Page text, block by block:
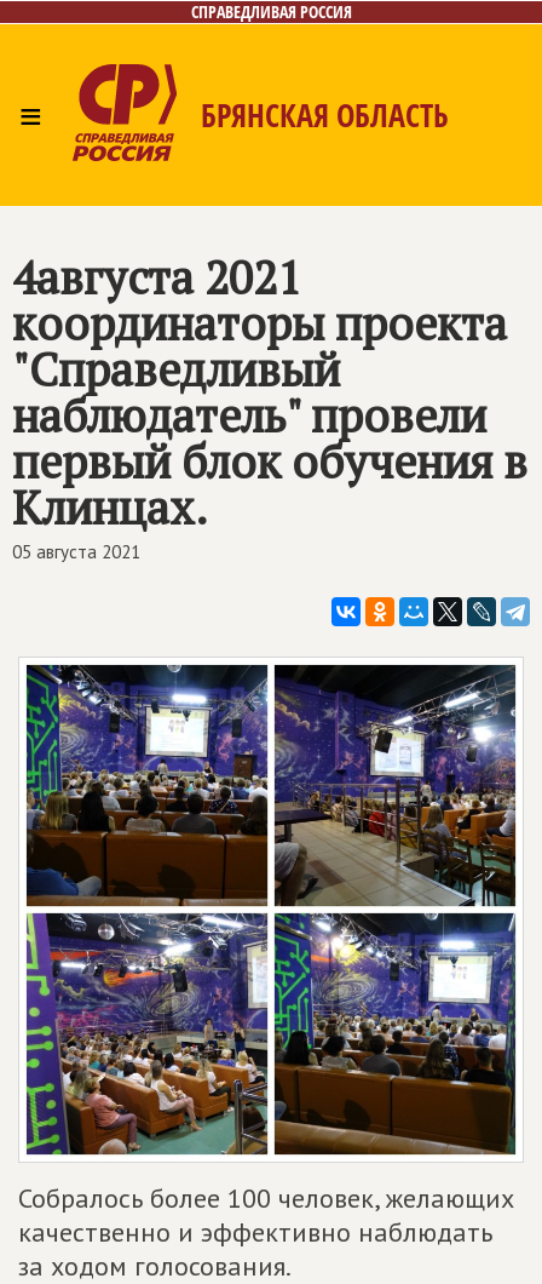
СПРАВЕДЛИВАЯ РОССИЯ
≡ БРЯНСКАЯ ОБЛАСТЬ
Контакты
4августа 2021
координаторы проекта
"Справедливый
наблюдатель" провели
первый блок обучения в
Клинцах.
05 августа 2021
Собралось более 100 человек, желающих
качественно и эффективно наблюдать
за ходом голосования.